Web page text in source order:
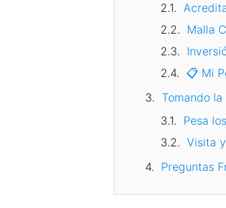
Malla
📋 Mi
Tomando la
Pesa
Visita
Preguntas